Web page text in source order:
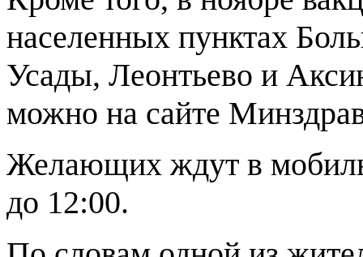
населенных пунктах
Усады, Леонтьево и
можно на сайте
Желающих ждут в
до 12:00.